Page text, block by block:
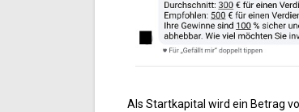
Als Startkapital wird ein Betrag